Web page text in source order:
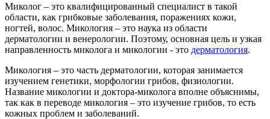
Миколог – это квалифицированный специалист в такой
области, как грибковые заболевания, поражениях кожи,
ногтей, волос. Микология – это наука из области
дерматологии и венерологии. Поэтому, основная цель и узкая
направленность миколога и микологии - это дерматология.
Микология – это часть дерматологии, которая занимается
изучением генетики, морфологии грибов, физиологии.
Название микологии и доктора-миколога вполне объяснимы,
так как в переводе микология – это изучение грибов, то есть
кожных проблем и заболеваний.